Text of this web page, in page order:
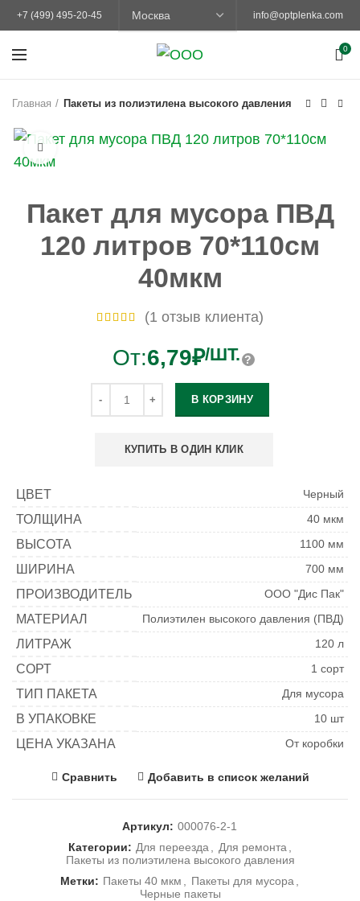
+7 (499) 495-20-45 info@optplenka.com
0
Главная Пакеты из полиэтилена высокого давления
Увеличить
Пакет для мусора ПВД
120 литров 70*110см
40мкм
(1 отзыв клиента)
От:6,79₽/ШТ.
В КОРЗИНУ
КУПИТЬ В ОДИН КЛИК
ЦВЕТ Черный
ТОЛЩИНА 40 мкм
ВЫСОТА 1100 мм
ШИРИНА 700 мм
ПРОИЗВОДИТЕЛЬ ООО "Дис Пак"
МАТЕРИАЛ Полиэтилен высокого давления (ПВД)
ЛИТРАЖ 120 л
СОРТ 1 сорт
ТИП ПАКЕТА Для мусора
В УПАКОВКЕ 10 шт
ЦЕНА УКАЗАНА От коробки
Сравнить Добавить в список желаний
Артикул: 000076-2-1
Категории: Для переезда Для ремонта
Пакеты из полиэтилена высокого давления
Метки: Пакеты 40 мкм Пакеты для мусора
Черные пакеты